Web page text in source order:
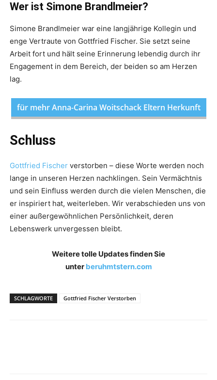
Wer ist Simone Brandlmeier?
Simone Brandlmeier war eine langjährige Kollegin und
enge Vertraute von Gottfried Fischer. Sie setzt seine
Arbeit fort und hält seine Erinnerung lebendig durch ihr
Engagement in dem Bereich, der beiden so am Herzen
lag.
für mehr Anna-Carina Woitschack Eltern Herkunft
Schluss
Gottfried Fischer verstorben – diese Worte werden noch
lange in unseren Herzen nachklingen. Sein Vermächtnis
und sein Einfluss werden durch die vielen Menschen, die
er inspiriert hat, weiterleben. Wir verabschieden uns von
einer außergewöhnlichen Persönlichkeit, deren
Lebenswerk unvergessen bleibt.
Weitere tolle Updates finden Sie
unter beruhmtstern.com
SCHLAGWORTE Gottfried Fischer Verstorben